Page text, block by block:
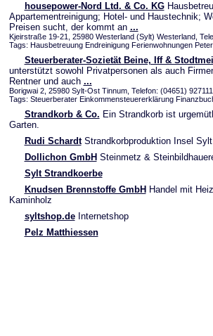
housepower-Nord Ltd. & Co. KG
Appartementreinigung; Hotel- und Haustechnik;
Preisen sucht, der kommt an ...
Kjeirstraße 19-21, 25980 Westerland (Sylt) Westerland,
Tags: Hausbetreuung Endreinigung Ferienwohnungen
Steuerberater-Sozietät Beine, Iff &
unterstützt sowohl Privatpersonen als auch
Rentner und auch ...
Borigwai 2, 25980 Sylt-Ost Tinnum, Telefon: (04651) 927111
Tags: Steuerberater Einkommensteuererklärung
Strandkorb & Co. Ein Strandkorb ist
Garten.
Rudi SchardtStrandkorbproduktion Insel
Dollichon GmbH Steinmetz &
Sylt Strandkoerbe
Knudsen Brennstoffe GmbH Handel mit
Kaminholz
syltshop.deInternetshop
Pelz Matthiessen